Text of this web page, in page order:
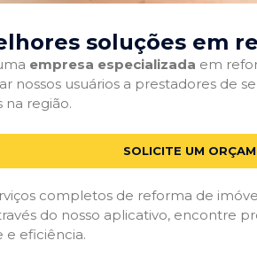
soluções em
empresa especializada em
nossos usuários a prestadores de
na região.
SOLICITE UM
completos de reforma de
do nosso aplicativo, encontre
e eficiência.